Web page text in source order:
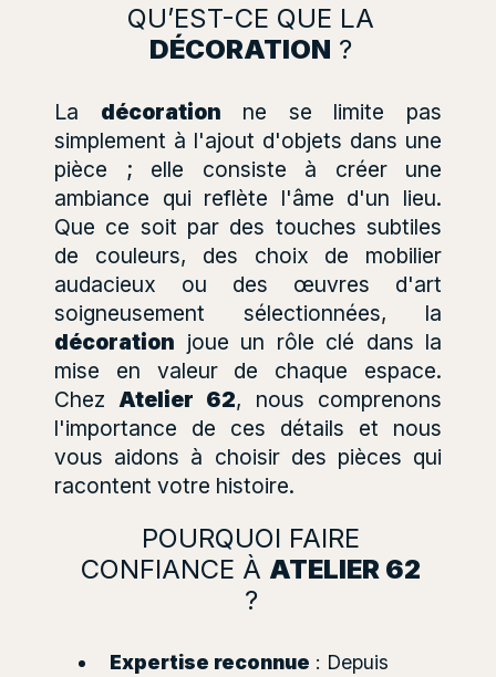
QU’EST-CE QUE LA
DÉCORATION ?
La décoration ne se limite pas
simplement à l'ajout d'objets dans une
pièce ; elle consiste à créer une
ambiance qui reflète l'âme d'un lieu.
Que ce soit par des touches subtiles
de couleurs, des choix de mobilier
audacieux ou des œuvres d'art
soigneusement sélectionnées, la
décoration joue un rôle clé dans la
mise en valeur de chaque espace.
Chez Atelier 62, nous comprenons
l'importance de ces détails et nous
vous aidons à choisir des pièces qui
racontent votre histoire.
POURQUOI FAIRE
CONFIANCE À ATELIER 62
?
Expertise reconnue : Depuis